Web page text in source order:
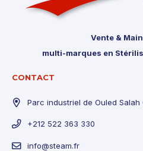
Vente &
multi-marques en
CONTACT
Parc industriel de Ouled Salah
+212 522 363 330
info@steam.fr